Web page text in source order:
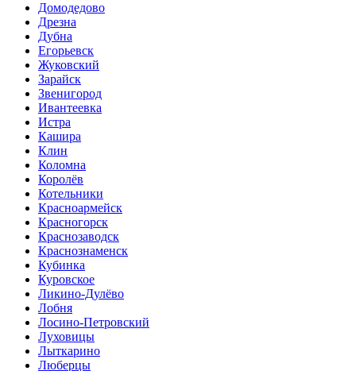
Домодедово
Дрезна
Дубна
Егорьевск
Жуковский
Зарайск
Звенигород
Ивантеевка
Истра
Кашира
Клин
Коломна
Королёв
Котельники
Красноармейск
Красногорск
Краснозаводск
Краснознаменск
Кубинка
Куровское
Ликино-Дулёво
Лобня
Лосино-Петровский
Луховицы
Лыткарино
Люберцы